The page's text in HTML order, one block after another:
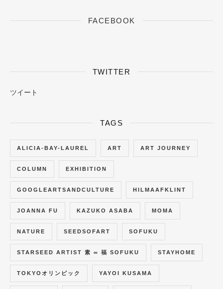
FACEBOOK
TWITTER
ツイート
TAGS
ALICIA-BAY-LAUREL ART ART JOURNEY
COLUMN EXHIBITION
GOOGLEARTSANDCULTURE HILMAAFKLINT
JOANNA FU KAZUKO ASABA MOMA
NATURE SEEDSOFART SOFUKU
STARSEED ARTIST 素 ∞ 福 SOFUKU STAYHOME
TOKYOオリンピック YAYOI KUSAMA